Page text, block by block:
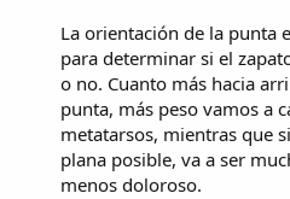
La orientación de la punta
para determinar si el
o no. Cuanto más hacia
punta, más peso vamos a
metatarsos, mientras que
plana posible, va a ser
menos doloroso.